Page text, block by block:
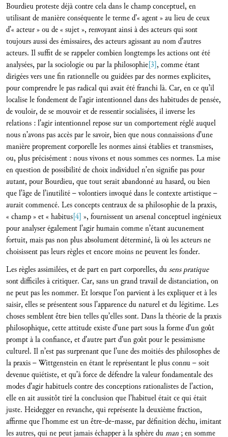
Bourdieu proteste déjà contre cela dans le champ conceptuel, en
utilisant de manière conséquente le terme d’« agent » au lieu de ceux
d’« acteur » ou de « sujet », renvoyant ainsi à des acteurs qui sont
toujours aussi des émissaires, des acteurs agissant au nom d’autres
acteurs. Il suffit de se rappeler combien longtemps les actions ont été
analysées, par la sociologie ou par la philosophie[3], comme étant
dirigées vers une fin rationnelle ou guidées par des normes explicites,
pour comprendre le pas radical qui avait été franchi là. Car, en ce qu’il
localise le fondement de l’agir intentionnel dans des habitudes de pensée,
de vouloir, de se mouvoir et de ressentir socialisées, il inverse les
relations : l’agir intentionnel repose sur un comportement réglé auquel
nous n’avons pas accès par le savoir, bien que nous connaissions d’une
manière proprement corporelle les normes ainsi établies et transmises,
ou, plus précisément : nous vivons et nous sommes ces normes. La mise
en question de possibilité de choix individuel n’en signifie pas pour
autant, pour Bourdieu, que tout serait abandonné au hasard, ou bien
que l’âge de l’inutilité – volontiers invoqué dans le contexte artistique –
aurait commencé. Les concepts centraux de sa philosophie de la praxis,
« champ » et « habitus[4] », fournissent un arsenal conceptuel ingénieux
pour analyser également l’agir humain comme n’étant aucunement
fortuit, mais pas non plus absolument déterminé, là où les acteurs ne
choisissent pas leurs règles et encore moins ne peuvent les fonder.
Les règles assimilées, et de part en part corporelles, dusens pratique
sont difficiles à critiquer. Car, sans un grand travail de distanciation, on
ne peut pas les nommer. Et lorsque l’on parvient à les expliquer et à les
saisir, elles se présentent sous l’apparence du naturel et du légitime. Les
choses semblent être bien telles qu’elles sont. Dans la théorie de la praxis
philosophique, cette attitude existe d’une part sous la forme d’un goût
prompt à la confiance, et d’autre part d’un goût pour le pessimisme
culturel. Il n’est pas surprenant que l’une des moitiés des philosophes de
la praxis – Wittgenstein en étant le représentant le plus connu – soit
devenue quiétiste, et qu’à force de défendre la valeur fondamentale des
modes d’agir habituels contre des conceptions rationalistes de l’action,
elle en ait aussitôt tiré la conclusion que l’habituel était ce qui était
juste. Heidegger en revanche, qui représente la deuxième fraction,
affirme que l’homme est un être-de-masse, par définition déchu, imitant
les autres, qui ne peut jamais échapper à la sphère duman ; en somme